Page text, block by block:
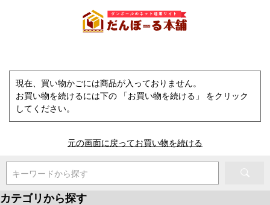
現在、買い物かごには商品が入っておりません。
お買い物を続けるには下の 「お買い物を続ける」 をクリック
してください。
元の画面に戻ってお買い物を続ける
キーワードから探す
カテゴリから探す